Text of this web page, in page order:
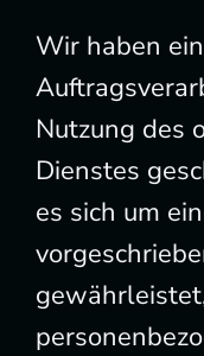
Wir haben
Nutzung des
Dienstes
es sich um